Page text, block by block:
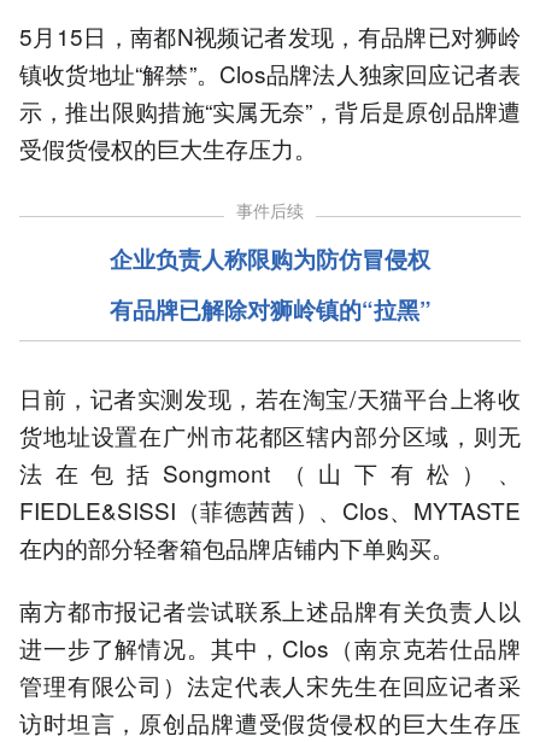
5月15日，南都N视频记者发现，有品牌已对狮岭
镇收货地址“解禁”。Clos品牌法人独家回应记者表
示，推出限购措施“实属无奈”，背后是原创品牌遭
受假货侵权的巨大生存压力。
事件后续
企业负责人称限购为防仿冒侵权
有品牌已解除对狮岭镇的“拉黑”
日前，记者实测发现，若在淘宝/天猫平台上将收
货地址设置在广州市花都区辖内部分区域，则无
法在包括Songmont（山下有松）、
FIEDLE&SISSI（菲德茜茜）、Clos、MYTASTE
在内的部分轻奢箱包品牌店铺内下单购买。
南方都市报记者尝试联系上述品牌有关负责人以
进一步了解情况。其中，Clos（南京克若仕品牌
管理有限公司）法定代表人宋先生在回应记者采
访时坦言，原创品牌遭受假货侵权的巨大生存压